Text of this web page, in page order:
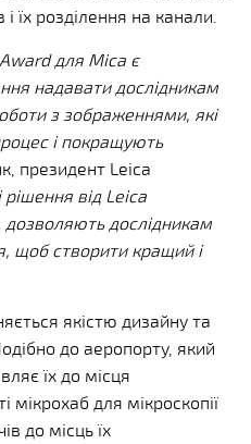
їх розділення на канали.
для Mica є
надавати дослідникам
з зображеннями, які
і покращують
президент Leica
рішення від Leica
дослідникам
щоб створити кращий і
якістю дизайну та
до аеропорту, який
їх до місця
мікрохаб для мікроскопії
до місць їх